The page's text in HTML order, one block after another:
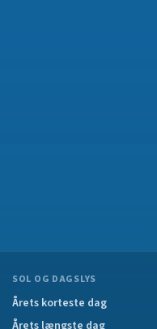
SOL OG DAGSLYS
Årets korteste dag
Årets længste dag